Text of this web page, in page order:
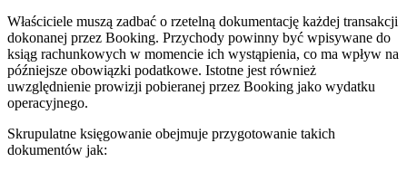
Właściciele muszą zadbać o rzetelną dokumentację każdej transakcji
dokonanej przez Booking. Przychody powinny być wpisywane do
ksiąg rachunkowych w momencie ich wystąpienia, co ma wpływ na
późniejsze obowiązki podatkowe. Istotne jest również
uwzględnienie prowizji pobieranej przez Booking jako wydatku
operacyjnego.
Skrupulatne księgowanie obejmuje przygotowanie takich
dokumentów jak: